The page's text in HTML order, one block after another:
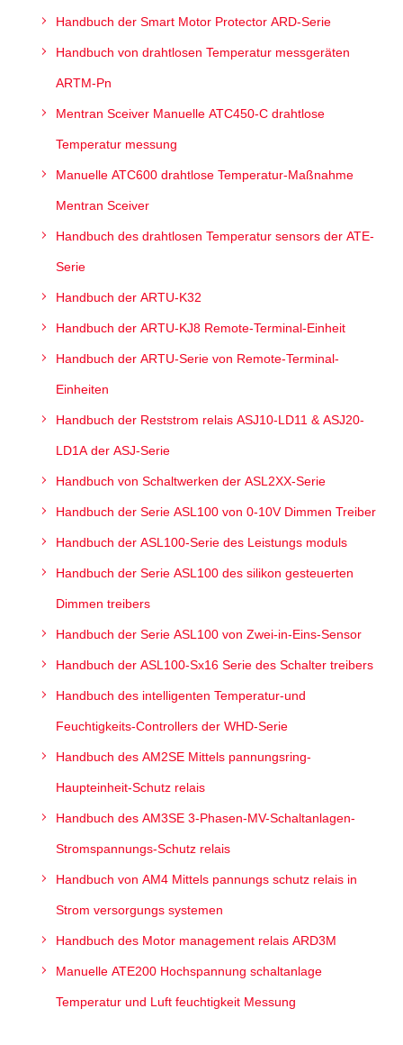
Handbuch der Smart Motor Protector ARD-Serie
Handbuch von drahtlosen Temperatur messgeräten
ARTM-Pn
Mentran Sceiver Manuelle ATC450-C drahtlose
Temperatur messung
Manuelle ATC600 drahtlose Temperatur-Maßnahme
Mentran Sceiver
Handbuch des drahtlosen Temperatur sensors der ATE-
Serie
Handbuch der ARTU-K32
Handbuch der ARTU-KJ8 Remote-Terminal-Einheit
Handbuch der ARTU-Serie von Remote-Terminal-
Einheiten
Handbuch der Reststrom relais ASJ10-LD11 & ASJ20-
LD1A der ASJ-Serie
Handbuch von Schaltwerken der ASL2XX-Serie
Handbuch der Serie ASL100 von 0-10V Dimmen Treiber
Handbuch der ASL100-Serie des Leistungs moduls
Handbuch der Serie ASL100 des silikon gesteuerten
Dimmen treibers
Handbuch der Serie ASL100 von Zwei-in-Eins-Sensor
Handbuch der ASL100-Sx16 Serie des Schalter treibers
Handbuch des intelligenten Temperatur-und
Feuchtigkeits-Controllers der WHD-Serie
Handbuch des AM2SE Mittels pannungsring-
Haupteinheit-Schutz relais
Handbuch des AM3SE 3-Phasen-MV-Schaltanlagen-
Stromspannungs-Schutz relais
Handbuch von AM4 Mittels pannungs schutz relais in
Strom versorgungs systemen
Handbuch des Motor management relais ARD3M
Manuelle ATE200 Hochspannung schaltanlage
Temperatur und Luft feuchtigkeit Messung